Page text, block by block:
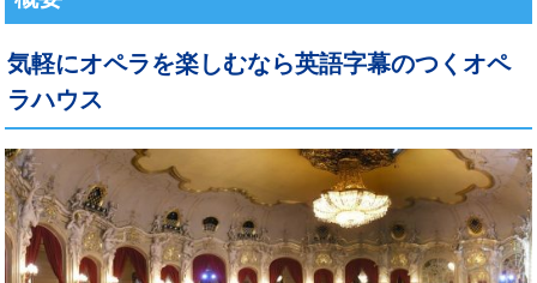
気軽にオペラを楽しむなら英語字幕のつくオペ
ラハウス